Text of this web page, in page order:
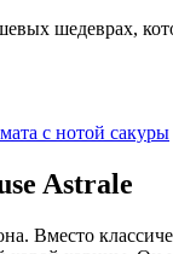
шедеврах,
с нотой сакуры
Astrale
Вместо